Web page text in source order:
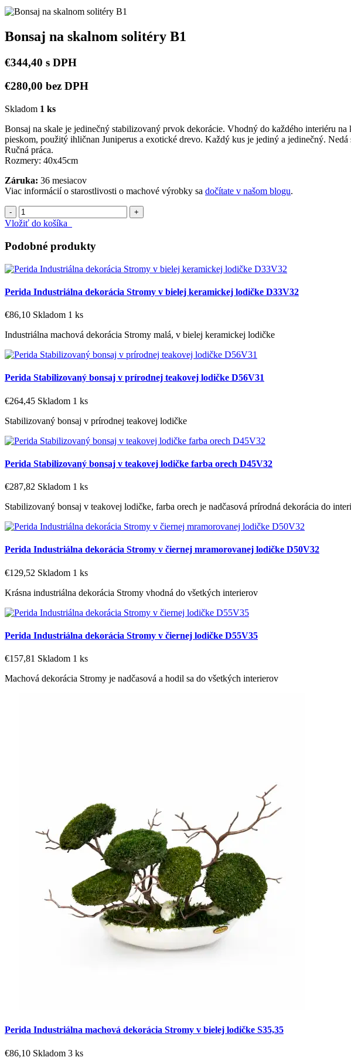
Bonsaj na skalnom solitéry B1
€344,40 s DPH
€280,00 bez DPH
Skladom 1 ks
Bonsaj na skale je jedinečný stabilizovaný prvok dekorácie. Vhodný do každého interiéru
pieskom, použitý ihličnan Juniperus a exotické drevo. Každý kus je jediný a jedinečný.
Ručná práca.
Rozmery: 40x45cm
Záruka: 36 mesiacov
Viac informácií o starostlivosti o machové výrobky sa dočítate v našom blogu.
- +
Vložiť do košíka
Podobné produkty
Perida Industriálna dekorácia Stromy v bielej keramickej lodičke D33V32
€86,10 Skladom 1 ks
Industriálna machová dekorácia Stromy malá, v bielej keramickej lodičke
Perida Stabilizovaný bonsaj v prírodnej teakovej lodičke D56V31
€264,45 Skladom 1 ks
Stabilizovaný bonsaj v prírodnej teakovej lodičke
Perida Stabilizovaný bonsaj v teakovej lodičke farba orech D45V32
€287,82 Skladom 1 ks
Stabilizovaný bonsaj v teakovej lodičke, farba orech je nadčasová prírodná dekorácia do
Perida Industriálna dekorácia Stromy v čiernej mramorovanej lodičke D50V32
€129,52 Skladom 1 ks
Krásna industriálna dekorácia Stromy vhodná do všetkých interierov
Perida Industriálna dekorácia Stromy v čiernej lodičke D55V35
€157,81 Skladom 1 ks
Machová dekorácia Stromy je nadčasová a hodil sa do všetkých interierov
Perida Industriálna machová dekorácia Stromy v bielej lodičke S35,35
€86,10 Skladom 3 ks